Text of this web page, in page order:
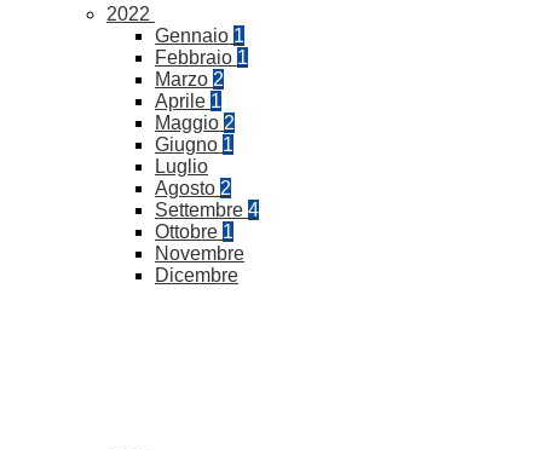
2022
Gennaio 1
Febbraio 1
Marzo 2
Aprile 1
Maggio 2
Giugno 1
Luglio
Agosto 2
Settembre 4
Ottobre 1
Novembre
Dicembre